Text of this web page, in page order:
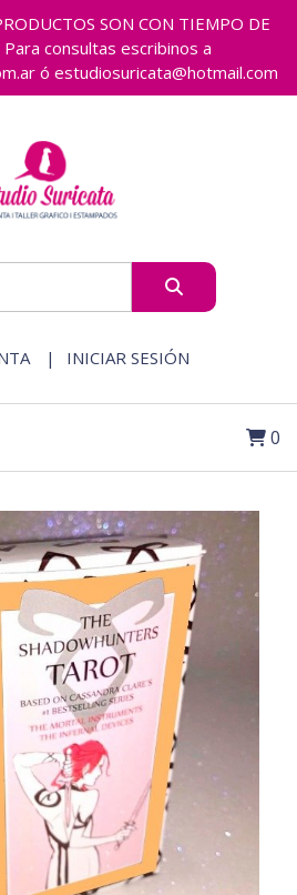
SON CON TIEMPO DE
Para consultas escribinos a
ó estudiosuricata@hotmail.com
INICIAR SESIÓN
0